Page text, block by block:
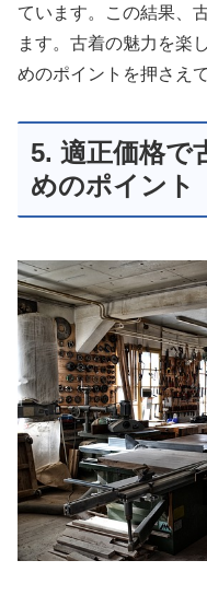
ています。この結果、
ます。古着の魅力を楽
めのポイントを押さえ
5. 適正価格で
めのポイント